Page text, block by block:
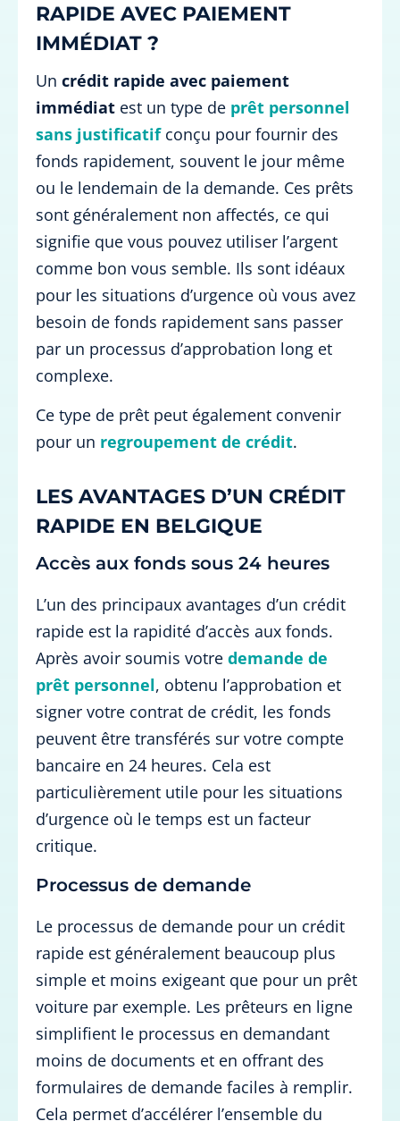
RAPIDE AVEC PAIEMENT
IMMÉDIAT ?
Un crédit rapide avec paiement
immédiat est un type de prêt personnel
sans justificatifconçu pour fournir des
fonds rapidement, souvent le jour même
ou le lendemain de la demande. Ces prêts
sont généralement non affectés, ce qui
signifie que vous pouvez utiliser l’argent
comme bon vous semble. Ils sont idéaux
pour les situations d’urgence où vous avez
besoin de fonds rapidement sans passer
par un processus d’approbation long et
complexe.
Ce type de prêt peut également convenir
pour un regroupement de crédit.
LES AVANTAGES D’UN CRÉDIT
RAPIDE EN BELGIQUE
Accès aux fonds sous 24 heures
L’un des principaux avantages d’un crédit
rapide est la rapidité d’accès aux fonds.
Après avoir soumis votre demande de
prêt personnel, obtenu l’approbation et
signer votre contrat de crédit, les fonds
peuvent être transférés sur votre compte
bancaire en 24 heures. Cela est
particulièrement utile pour les situations
d’urgence où le temps est un facteur
critique.
Processus de demande
Le processus de demande pour un crédit
rapide est généralement beaucoup plus
simple et moins exigeant que pour un prêt
voiture par exemple. Les prêteurs en ligne
simplifient le processus en demandant
moins de documents et en offrant des
formulaires de demande faciles à remplir.
Cela permet d’accélérer l’ensemble du